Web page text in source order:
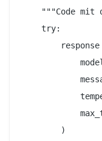
"""Code mit
    try:
        )